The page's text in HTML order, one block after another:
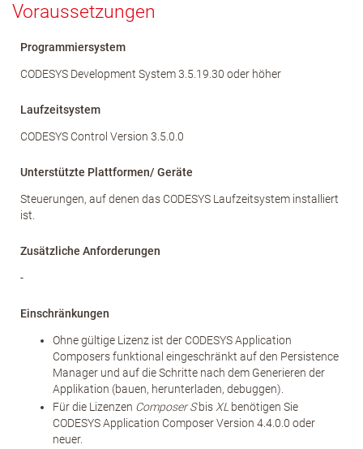
Voraussetzungen
Programmiersystem
CODESYS Development System 3.5.19.30 oder höher
Laufzeitsystem
CODESYS Control Version 3.5.0.0
Unterstützte Plattformen/ Geräte
Steuerungen, auf denen das CODESYS Laufzeitsystem installiert
ist.
Zusätzliche Anforderungen
-
Einschränkungen
Ohne gültige Lizenz ist der CODESYS Application
Composers funktional eingeschränkt auf den Persistence
Manager und auf die Schritte nach dem Generieren der
Applikation (bauen, herunterladen, debuggen).
Für die Lizenzen Composer Sbis XL benötigen Sie
CODESYS Application Composer Version 4.4.0.0 oder
neuer.